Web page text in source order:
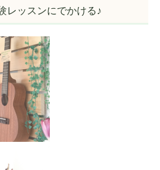
レッスンにでかける♪